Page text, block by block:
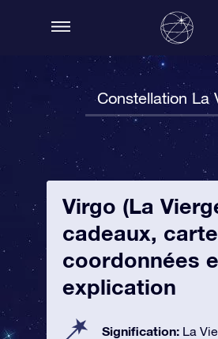
Constellation La
Virgo (La
cadeaux,
coordonnées
explication
Signification: La